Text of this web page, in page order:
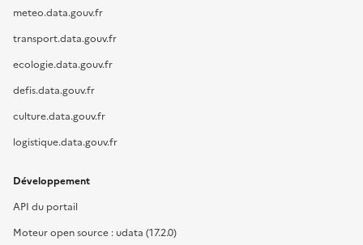
meteo.data.gouv.fr
transport.data.gouv.fr
ecologie.data.gouv.fr
defis.data.gouv.fr
culture.data.gouv.fr
logistique.data.gouv.fr
Développement
API du portail
Moteur open source : udata (17.2.0)